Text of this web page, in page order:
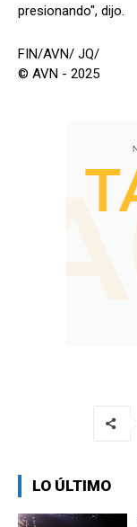
presionando", dijo.
FIN/AVN/ JQ/
© AVN - 2025
LO ÚLTIMO